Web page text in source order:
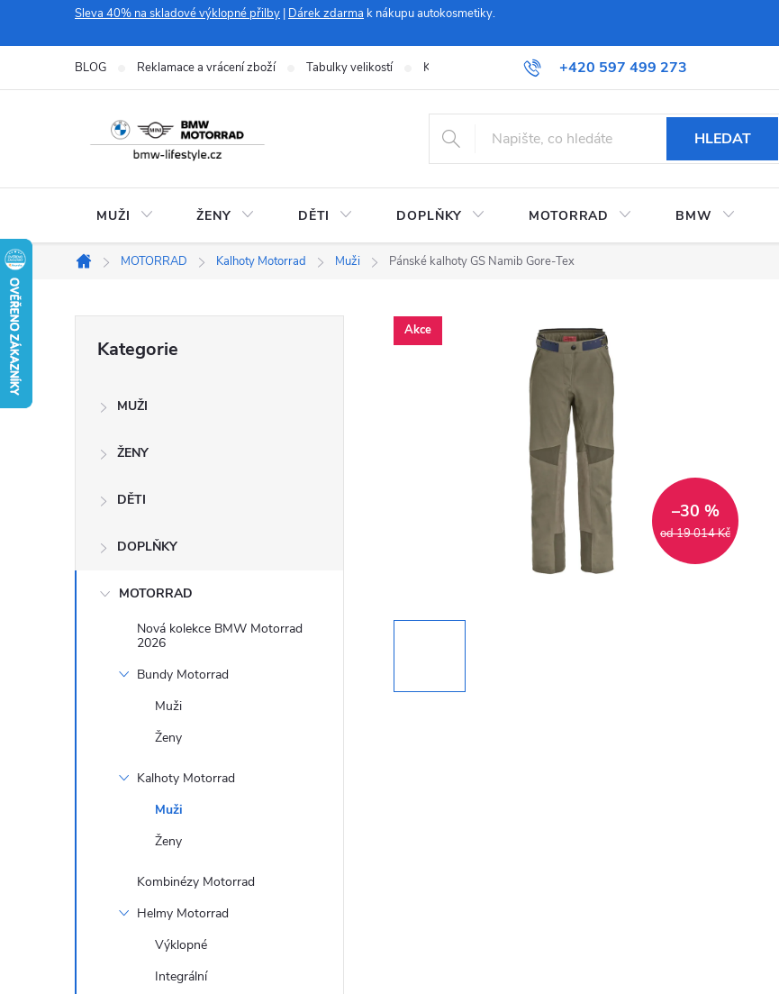
Sleva 40% na skladové výklopné přilby Dárek zdarma k nákupu autokosmetiky.
+420 597 499 273
BLOG Reklamace a vrácení zboží Tabulky velikostí Kontaktujte nás Obchodní podmínky a reklamační řád
HLEDAT
MUŽI ŽENY DĚTI DOPLŇKY MOTORRAD BMW
Domů
MOTORRAD Kalhoty Motorrad Muži Pánské kalhoty GS Namib Gore-Tex
a
kategorie
Kategorie
MUŽI
ŽENY
DĚTI
DOPLŇKY
MOTORRAD
Nová kolekce BMW Motorrad
2026
Bundy Motorrad
Muži
Ženy
Kalhoty Motorrad
Muži
Ženy
Kombinézy Motorrad
Helmy Motorrad
Výklopné
Integrální
Akce
od 19 014 Kč
–30 %